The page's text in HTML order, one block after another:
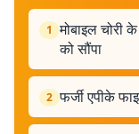
1 मोबाइल चोरी
को सौंपा
2 फर्जी एपीके